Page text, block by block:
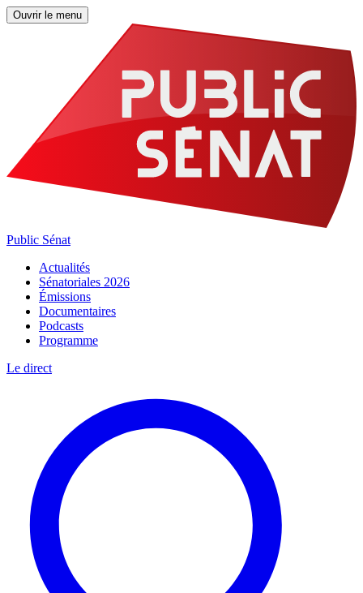
Ouvrir le menu
Public Sénat
Actualités
Sénatoriales 2026
Émissions
Documentaires
Podcasts
Programme
Le direct